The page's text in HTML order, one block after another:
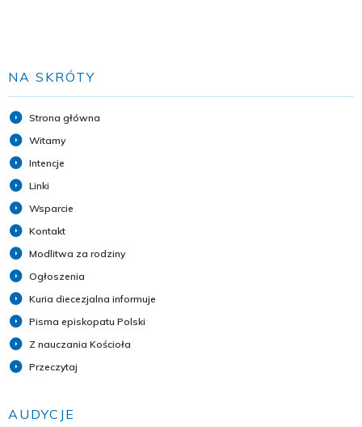
NA SKRÓTY
Strona główna
Witamy
Intencje
Linki
Wsparcie
Kontakt
Modlitwa za rodziny
Ogłoszenia
Kuria diecezjalna informuje
Pisma episkopatu Polski
Z nauczania Kościoła
Przeczytaj
AUDYCJE